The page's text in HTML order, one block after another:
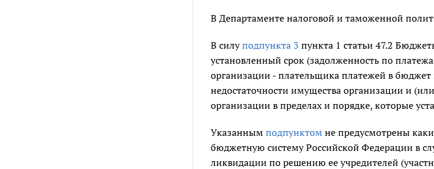
В Департаменте налоговой и таможенной
В силуподпункта 3 пункта 1 статьи 47.2
установленный срок (задолженность по
организации - плательщика платежей в
недостаточности имущества организации и
организации в пределах и порядке, которые
Указанным подпунктом не предусмотрены
бюджетную систему Российской Федерации в
ликвидации по решению ее учредителей